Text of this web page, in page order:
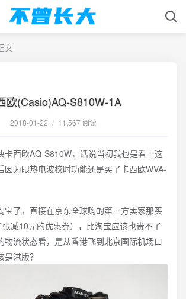
文
欧(Casio)AQ-S810W-1A
2018-01-22 / 11,567 阅读
西欧AQ-S810W，话说当初我也是看上这
因为眼热电波校时功能还是买了卡西欧WVA-
了，直接在京东全球购的第三方卖家那买
减10元的优惠券），比淘宝应该也贵不了
物流状态看，是从香港飞到北京国际机场口
港版？